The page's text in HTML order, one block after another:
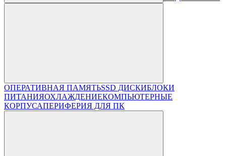
ОПЕРАТИВНАЯ ПАМЯТЬSSD ДИСКИБЛОКИ
ПИТАНИЯОХЛАЖДЕНИЕКОМПЬЮТЕРНЫЕ
КОРПУСАПЕРИФЕРИЯ ДЛЯ ПК